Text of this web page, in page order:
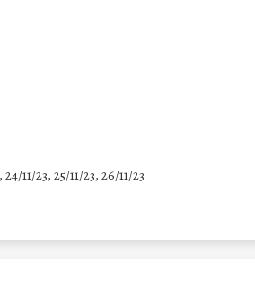
11/23, 25/11/23, 26/11/23